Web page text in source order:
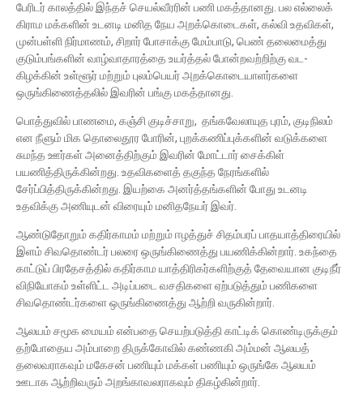
பேரிடர் காலத்தில் இந்தச் செயல்வீரரின் பணி மகத்தானது. பல எல்லைக்
கிராம மக்களின் உடனடி மனித நேய அறக்கொடைகள், கல்வி உதவிகள்,
முன்பள்ளி நிர்மாணம், சிறார் போசாக்கு மேம்பாடு, பெண் தலைமைத்து
குடும்பங்களின் வாழ்வாதாரத்தை உயர்த்தல் போன்றவற்றிற்கு வட-
கிழக்கின் உள்ளூர் மற்றும் புலம்பெயர் அறக்கொடையாளர்களை
ஒருங்கிணைத்தலில் இவரின் பங்கு மகத்தானது.
பொத்துவில் பாணமை, கஞ்சி குடிச்சாறு, தங்கவேலாயுத புரம், குடிநிலம்
என நீளும் மிக தொலைதூர போரின், புறக்கணிப்புக்களின் வடுக்களை
சுமந்த ஊர்கள் அனைத்திற்கும் இவரின் மோட்டார் சைக்கிள்
பயணித்திருக்கின்றது. உதவிகளைத் தகுந்த நேரங்களில்
சேர்ப்பித்திருக்கின்றது. இயற்கை அனர்த்தங்களின் போது உடனடி
உதவிக்கு அணியுடன் விரையும் மனிதநேயர் இவர்.
ஆண்டுதோறும் கதிர்காமம் மற்றும் ஈழத்துச் சிதம்பரப் பாதயாத்திரையில்
இளம் சிவதொண்டர் பலரை ஒருங்கிணைத்து பயணிக்கின்றார். உகந்தை
காட்டுப் பிரதேசத்தில் கதிர்காம யாத்திரிகர்களிற்குத் தேவையான குடிநீர்
விநியோகம் உள்ளிட்ட அடிப்படை வசதிகளை ஏற்படுத்தும் பணிகளை
சிவதொண்டர்களை ஒருங்கிணைத்து ஆற்றி வருகின்றார்.
ஆலயம் சமூக மையம் என்பதை செயற்படுத்தி காட்டிக் கொண்டிருக்கும்
தற்போதைய அம்பாறை திருக்கோவில் கண்ணகி அம்மன் ஆலயத்
தலைவராகவும் மகேசன் பணியும் மக்கள் பணியும் ஒருங்கே ஆலயம்
ஊடாக ஆற்றிவரும் அறங்காவலராகவும் திகழ்கின்றார்.